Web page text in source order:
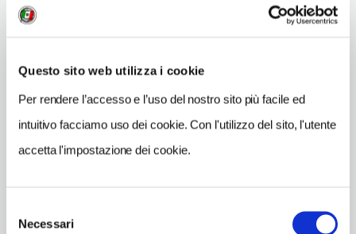
Questo sito web utilizza i cookie
Per rendere l’accesso e l’uso del nostro sito più facile ed
intuitivo facciamo uso dei cookie. Con l'utilizzo del sito, l'utente
accetta l'impostazione dei cookie.
delNecessari
SITO WEB
INDIRIZZO EMAIL
TELEFONO
NUMERO COPERTI